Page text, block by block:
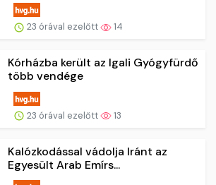
23 órával ezelőtt 14
Kórházba került az Igali Gyógyfürdő
több vendége
23 órával ezelőtt 13
Kalózkodással vádolja Iránt az
Egyesült Arab Emírs...